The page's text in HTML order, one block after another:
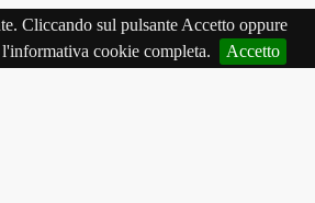
Cliccando sul pulsante Accetto oppure
cookie completa.
Accetto